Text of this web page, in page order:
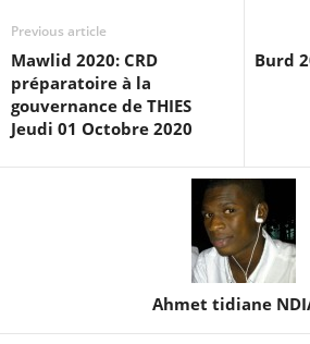
Previous article
Mawlid 2020: CRD
préparatoire à la
gouvernance de THIES
Jeudi 01 Octobre 2020
Burd
Ahmet tidiane